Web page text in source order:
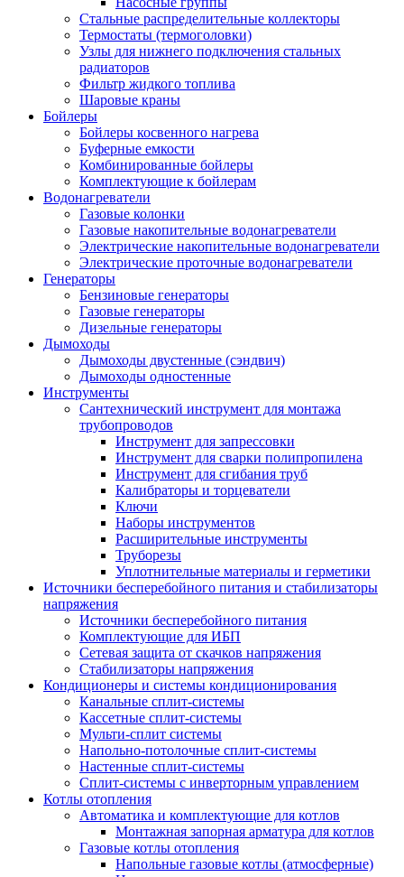
Стальные распределительные коллекторы
Термостаты (термоголовки)
Узлы для нижнего подключения стальных
радиаторов
Фильтр жидкого топлива
Шаровые краны
Бойлеры
Бойлеры косвенного нагрева
Буферные емкости
Комбинированные бойлеры
Комплектующие к бойлерам
Водонагреватели
Газовые колонки
Газовые накопительные водонагреватели
Электрические накопительные водонагреватели
Электрические проточные водонагреватели
Генераторы
Бензиновые генераторы
Газовые генераторы
Дизельные генераторы
Дымоходы
Дымоходы двустенные (сэндвич)
Дымоходы одностенные
Инструменты
Сантехнический инструмент для монтажа
трубопроводов
Инструмент для запрессовки
Инструмент для сварки полипропилена
Инструмент для сгибания труб
Калибраторы и торцеватели
Ключи
Наборы инструментов
Расширительные инструменты
Труборезы
Уплотнительные материалы и герметики
Источники бесперебойного питания и стабилизаторы
напряжения
Источники бесперебойного питания
Комплектующие для ИБП
Сетевая защита от скачков напряжения
Стабилизаторы напряжения
Кондиционеры и системы кондиционирования
Канальные сплит-системы
Кассетные сплит-системы
Мульти-сплит системы
Напольно-потолочные сплит-системы
Настенные сплит-системы
Сплит-системы с инверторным управлением
Котлы отопления
Автоматика и комплектующие для котлов
Монтажная запорная арматура для котлов
Газовые котлы отопления
Напольные газовые котлы (атмосферные)